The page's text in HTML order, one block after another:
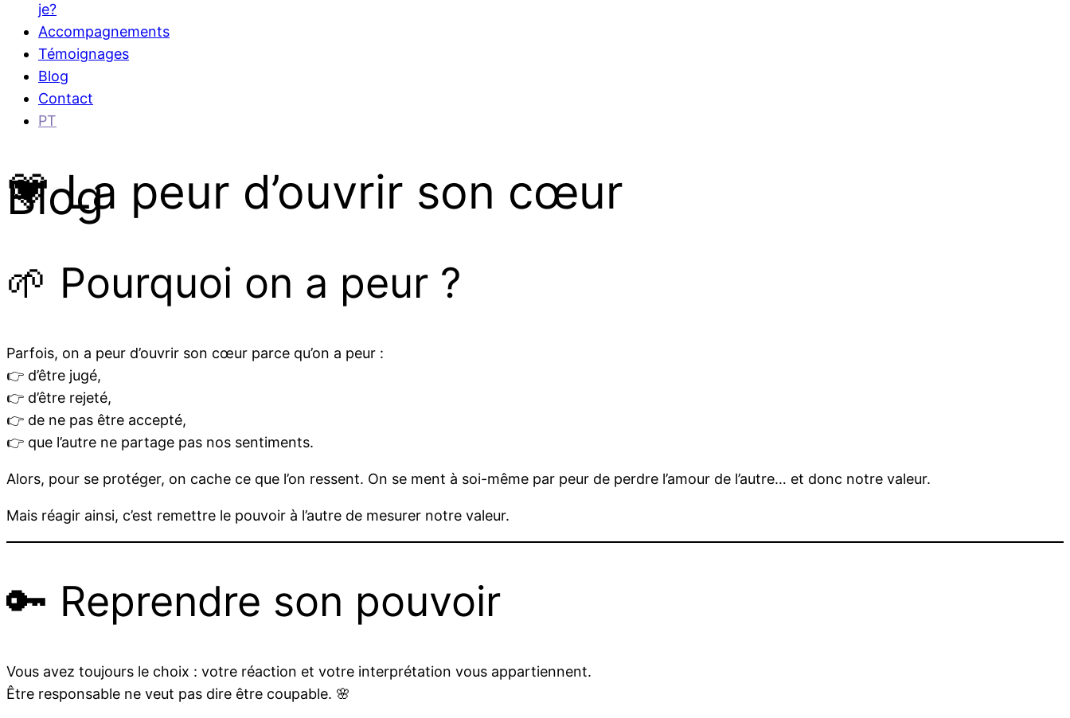
je?
Accompagnements
Témoignages
Blog
Contact
PT
Blog
💗 La peur d’ouvrir son cœur
🌱 Pourquoi on a peur ?
Parfois, on a peur d’ouvrir son cœur parce qu’on a peur :
👉 d’être jugé,
👉 d’être rejeté,
👉 de ne pas être accepté,
👉 que l’autre ne partage pas nos sentiments.
Alors, pour se protéger, on cache ce que l’on ressent. On se ment à soi-même par peur de perdre l’amour de l’autre… et donc notre valeur.
Mais réagir ainsi, c’est remettre le pouvoir à l’autre de mesurer notre valeur.
🔑 Reprendre son pouvoir
Vous avez toujours le choix : votre réaction et votre interprétation vous appartiennent.
Être responsable ne veut pas dire être coupable. 🌸